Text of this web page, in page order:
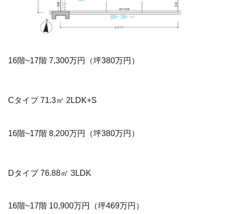
16階~17階 7,300万円（坪380万円）
Cタイプ 71.3㎡ 2LDK+S
16階~17階 8,200万円（坪380万円）
Dタイプ 76.88㎡ 3LDK
16階~17階 10,900万円（坪469万円）